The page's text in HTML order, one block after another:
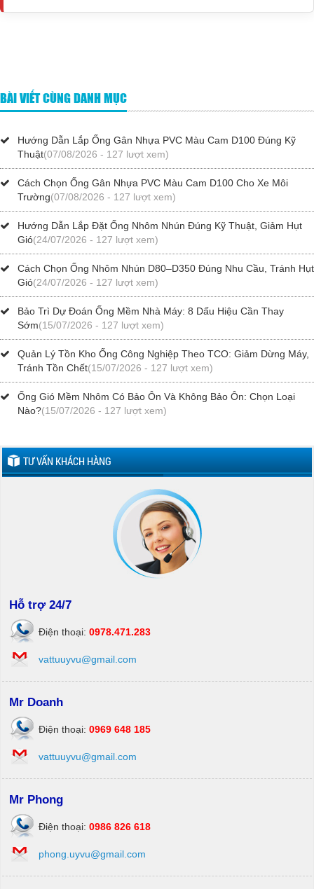
BÀI VIẾT CÙNG DANH MỤC
Hướng Dẫn Lắp Ống Gân Nhựa PVC Màu Cam D100 Đúng Kỹ
Thuật(07/08/2026 - 127 lượt xem)
Cách Chọn Ống Gân Nhựa PVC Màu Cam D100 Cho Xe Môi
Trường(07/08/2026 - 127 lượt xem)
Hướng Dẫn Lắp Đặt Ống Nhôm Nhún Đúng Kỹ Thuật, Giảm Hụt
Gió(24/07/2026 - 127 lượt xem)
Cách Chọn Ống Nhôm Nhún D80–D350 Đúng Nhu Cầu, Tránh Hụt
Gió(24/07/2026 - 127 lượt xem)
Bảo Trì Dự Đoán Ống Mềm Nhà Máy: 8 Dấu Hiệu Cần Thay
Sớm(15/07/2026 - 127 lượt xem)
Quản Lý Tồn Kho Ống Công Nghiệp Theo TCO: Giảm Dừng Máy,
Tránh Tồn Chết(15/07/2026 - 127 lượt xem)
Ống Gió Mềm Nhôm Có Bảo Ôn Và Không Bảo Ôn: Chọn Loại
Nào?(15/07/2026 - 127 lượt xem)
TƯ VẤN KHÁCH HÀNG
Hỗ trợ 24/7
Điện thoại: 0978.471.283
vattuuyvu@gmail.com
Mr Doanh
Điện thoại: 0969 648 185
vattuuyvu@gmail.com
Mr Phong
Điện thoại: 0986 826 618
phong.uyvu@gmail.com